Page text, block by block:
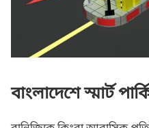
বাংলাদেশে স্মার্ট